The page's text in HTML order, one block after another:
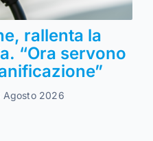
rallenta la
“Ora servono
Agosto 2026